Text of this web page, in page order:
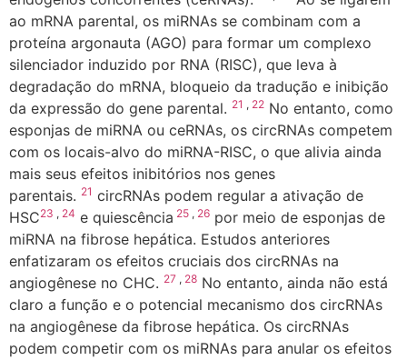
ao mRNA parental, os miRNAs se combinam com a
proteína argonauta (AGO) para formar um complexo
silenciador induzido por RNA (RISC), que leva à
degradação do mRNA, bloqueio da tradução e inibição
da expressão do gene parental. 21 , 22 No entanto, como
esponjas de miRNA ou ceRNAs, os circRNAs competem
com os locais-alvo do miRNA-RISC, o que alivia ainda
mais seus efeitos inibitórios nos genes
parentais. 21 circRNAs podem regular a ativação de
HSC23 , 24 e quiescência 25 , 26 por meio de esponjas de
miRNA na fibrose hepática. Estudos anteriores
enfatizaram os efeitos cruciais dos circRNAs na
angiogênese no CHC. 27 , 28 No entanto, ainda não está
claro a função e o potencial mecanismo dos circRNAs
na angiogênese da fibrose hepática. Os circRNAs
podem competir com os miRNAs para anular os efeitos